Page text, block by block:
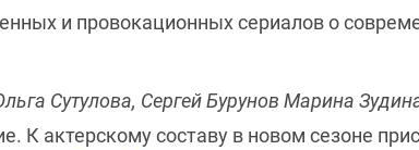
и провокационных сериалов о
Сутулова, Сергей Бурунов Марина
К актерскому составу в новом сезоне